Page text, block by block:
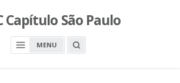
Capítulo São Paulo
MENU
O